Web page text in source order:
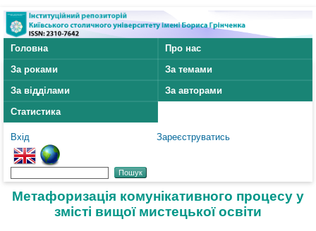
Головна
Про нас
За роками
За темами
За відділами
За авторами
Статистика
Вхід Зареєструватись
Метафоризація комунікативного процесу у
змісті вищої мистецької освіти